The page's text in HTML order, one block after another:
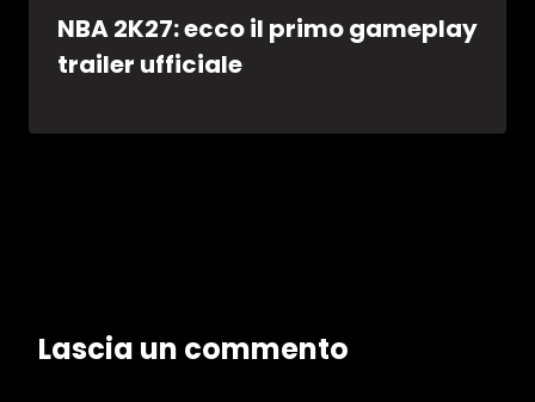
NBA 2K27: ecco il primo gameplay
trailer ufficiale
Lascia un commento